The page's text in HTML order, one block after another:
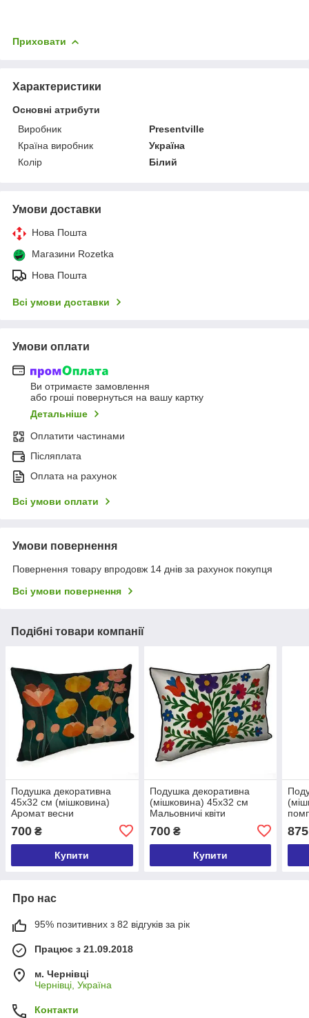
Приховати
Характеристики
Основні атрибути
Виробник
Presentville
Країна виробник
Україна
Колір
Білий
Умови доставки
Нова Пошта
Магазини Rozetka
Нова Пошта
Всі умови доставки
Умови оплати
Ви отримаєте замовлення
або гроші повернуться на вашу картку
Детальніше
Оплатити частинами
Післяплата
Оплата на рахунок
Всі умови оплати
Умови повернення
Повернення товару впродовж 14 днів за рахунок покупця
Всі умови повернення
Подібні товари компанії
Подушка декоративна
45х32 см (мішковина)
Аромат весни
700 ₴
Купити
Подушка декоративна
(мішковина) 45х32 см
Мальовничі квіти
700₴
Купити
875
Про нас
95% позитивних з 82 відгуків за рік
Працює з 21.09.2018
м. Чернівці
Чернівці, Україна
Контакти